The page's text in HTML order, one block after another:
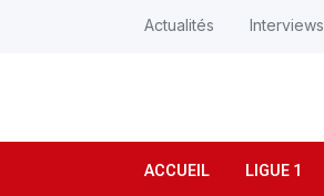
ACCUEIL LIGUE 1
Actualités Interviews